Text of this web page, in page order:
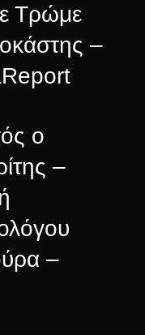
Τρώμε
–
ο
–
–